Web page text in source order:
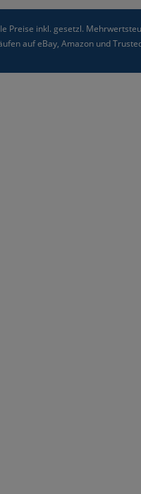
Preise inkl. gesetzl.
auf eBay, Amazon und